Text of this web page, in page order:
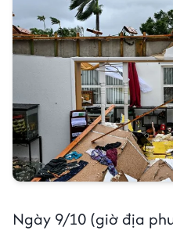
Ngày 9/10 (giờ địa